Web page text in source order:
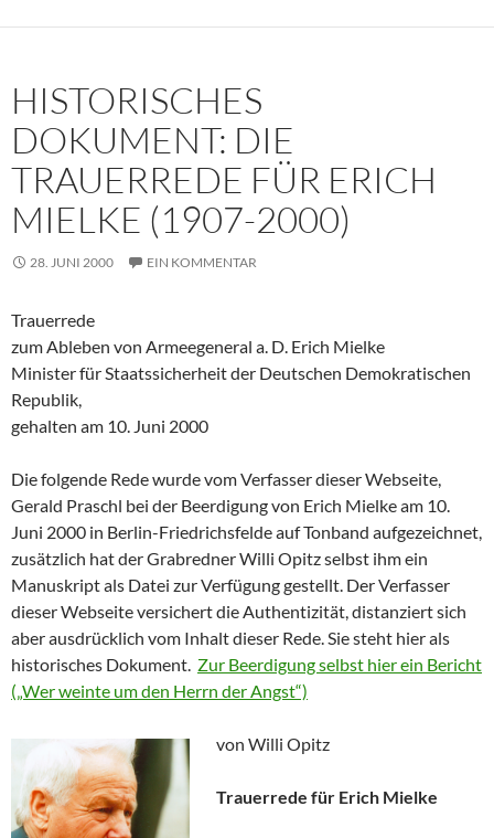
HISTORISCHES
DOKUMENT: DIE
TRAUERREDE FÜR ERICH
MIELKE (1907-2000)
28. JUNI 2000 EIN KOMMENTAR
Trauerrede
zum Ableben von Armeegeneral a. D. Erich Mielke
Minister für Staatssicherheit der Deutschen Demokratischen
Republik,
gehalten am 10. Juni 2000
Die folgende Rede wurde vom Verfasser dieser Webseite,
Gerald Praschl bei der Beerdigung von Erich Mielke am 10.
Juni 2000 in Berlin-Friedrichsfelde auf Tonband aufgezeichnet,
zusätzlich hat der Grabredner Willi Opitz selbst ihm ein
Manuskript als Datei zur Verfügung gestellt. Der Verfasser
dieser Webseite versichert die Authentizität, distanziert sich
aber ausdrücklich vom Inhalt dieser Rede. Sie steht hier als
historisches Dokument. Zur Beerdigung selbst hier ein Bericht
(„Wer weinte um den Herrn der Angst“)
von Willi Opitz
Trauerrede für Erich Mielke